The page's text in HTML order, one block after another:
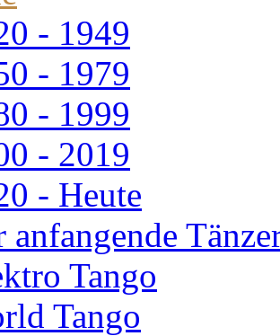
- 1949
- 1979
- 1999
- 2019
- Heute
anfangende
Tango
Tango